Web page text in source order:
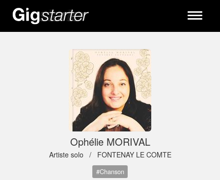
Toggle
Ophélie MORIVAL
Artiste solo / FONTENAY LE COMTE
#Chanson